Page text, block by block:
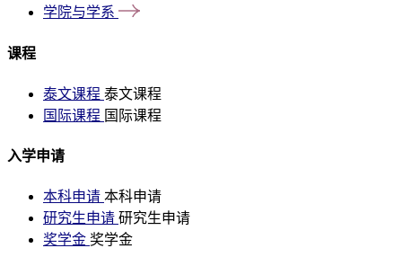
学院与学系
课程
泰文课程 泰文课程
国际课程 国际课程
入学申请
本科申请 本科申请
研究生申请 研究生申请
奖学金 奖学金